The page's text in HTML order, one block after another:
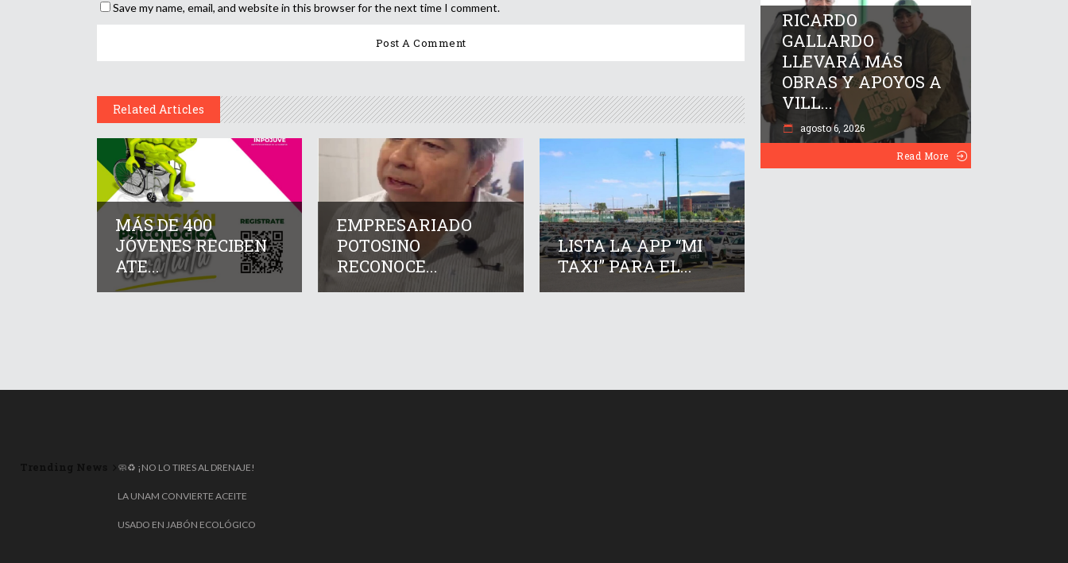
Save my name, email, and website in this browser for the next time I comment.
Related Articles
MÁS DE 400
JÓVENES RECIBEN
ATE...
EMPRESARIADO
POTOSINO
RECONOCE...
LISTA LA APP “MI
TAXI” PARA EL...
RICARDO
GALLARDO
LLEVARÁ MÁS
OBRAS Y APOYOS A
VILL...
agosto 6, 2026
Read More
🧼♻️ ¡NO LO TIRES AL DRENAJE!
LA UNAM CONVIERTE ACEITE
USADO EN JABÓN ECOLÓGICO